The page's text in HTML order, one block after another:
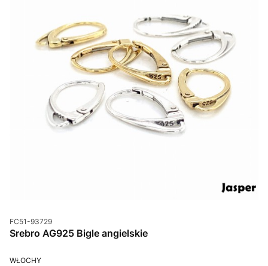
Kod produktu
FC51-93729
Srebro AG925 Bigle angielskie
PRODUCENT
WŁOCHY